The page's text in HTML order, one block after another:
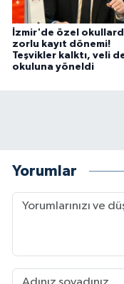
İzmir'de özel
zorlu kayıt dönemi!
Teşvikler kalktı, veli
okuluna yöneldi
Yorumlar